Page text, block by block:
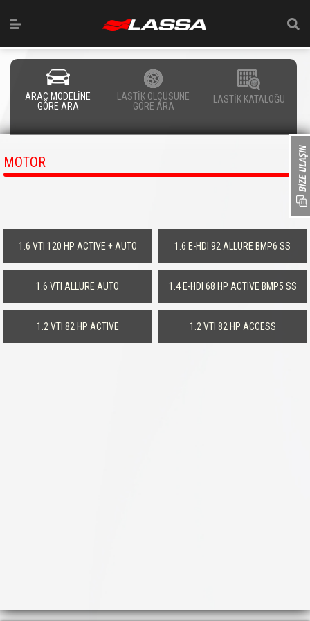
ARAÇ MODELİNE
GÖRE ARA
LASTİK ÖLÇÜSÜNE
GÖRE ARA
LASTİK KATALOĞU
MOTOR
1.6 VTI 120 HP ACTIVE + AUTO 1.6 E-HDI 92 ALLURE BMP6 SS
1.6 VTI ALLURE AUTO 1.4 E-HDI 68 HP ACTIVE BMP5 SS
1.2 VTI 82 HP ACTIVE 1.2 VTI 82 HP ACCESS